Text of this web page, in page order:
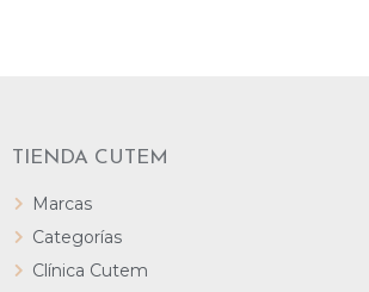
TIENDA CUTEM
Marcas
Categorías
Clínica Cutem